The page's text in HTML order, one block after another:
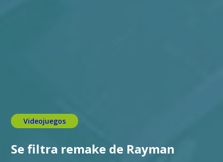
Videojuegos
Se filtra remake de Rayman